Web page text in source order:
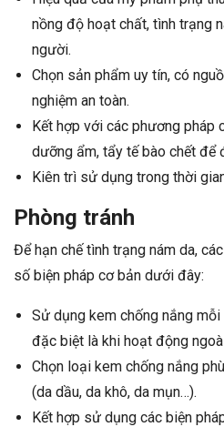
nồng độ hoạt chất, tình trạng
người.
Chọn sản phẩm uy tín, có
nghiệm an toàn.
Kết hợp với các phương pháp
dưỡng ẩm, tẩy tế bào chết để
Kiên trì sử dụng trong thời
Phòng tránh
Để hạn chế tình trạng nám da,
số biện pháp cơ bản dưới đây:
Sử dụng kem chống nắng
đặc biệt là khi hoạt động
Chọn loại kem chống nắng
(da dầu, da khô, da mụn…).
Kết hợp sử dụng các biện